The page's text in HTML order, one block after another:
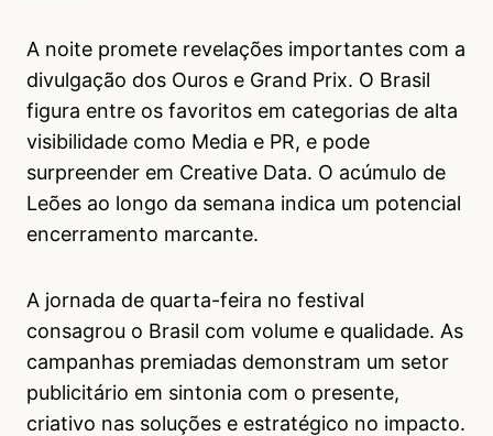
A noite promete revelações importantes com a
divulgação dos Ouros e Grand Prix. O Brasil
figura entre os favoritos em categorias de alta
visibilidade como Media e PR, e pode
surpreender em Creative Data. O acúmulo de
Leões ao longo da semana indica um potencial
encerramento marcante.
A jornada de quarta-feira no festival
consagrou o Brasil com volume e qualidade. As
campanhas premiadas demonstram um setor
publicitário em sintonia com o presente,
criativo nas soluções e estratégico no impacto.